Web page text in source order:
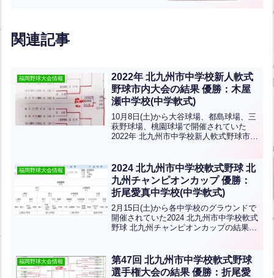
関連記事
福岡野球大会情報
2022年 北九州市中学校新人軟式
野球市内大会の結果 優勝：木屋
瀬中学校(中学軟式)
10月8日(土)から大谷球場、都島球場、三
萩野球場、桃園球場で開催されていた
2022年 北九州市中学校新人軟式野球市内
校です。おめでとうございます！3校は県
大会に出場...全文はクリック
福岡野球大会情報
2024 北九州市中学校軟式野球 北
九州チャンピオンカップ 優勝：
折尾愛真中学校(中学軟式)
2月15日(土)から各中学校のグラウンドで
開催されていた2024 北九州市中学校軟式
野球 北九州チャンピオンカップの結果で
校です！おめでとうございます！
福岡野球大会情報
第47回 北九州市中学校軟式野球
選手権大会の結果 優勝：折尾愛